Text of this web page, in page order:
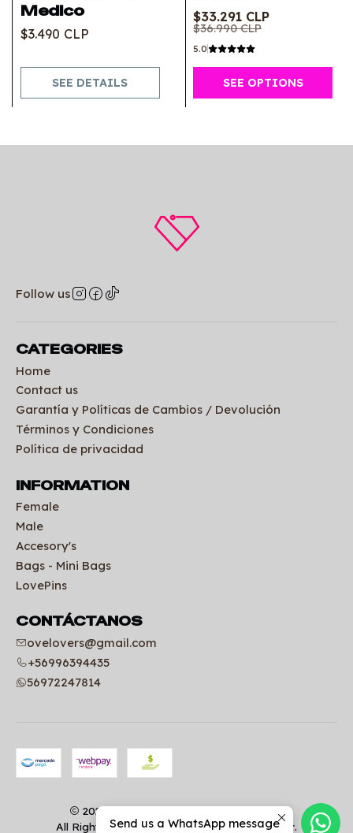
Medico
$3.490 CLP
SEE DETAILS
$33.291 CLP
$36.990 CLP
5.0
SEE OPTIONS
Follow us
CATEGORIES
Home
Contact us
Garantía y Políticas de Cambios / Devolución
Términos y Condiciones
Política de privacidad
INFORMATION
Female
Male
Accesory's
Bags - Mini Bags
LovePins
CONTÁCTANOS
ovelovers@gmail.com
+56996394435
56972247814
2026 Uniformes clínicos | OVELOVERS.
All Rights Reserved. Powered by Jumpseller.
Send us a WhatsApp message